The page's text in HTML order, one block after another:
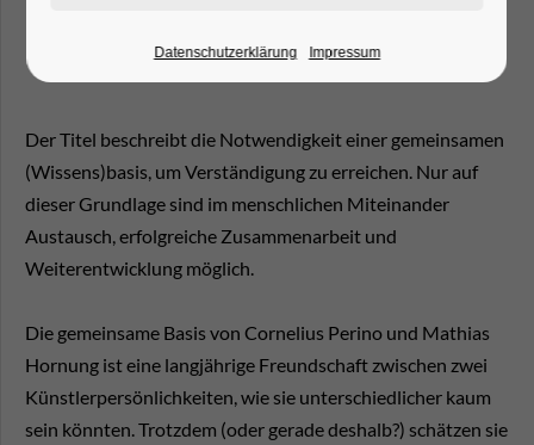
Der Titel beschreibt die Notwendigkeit einer gemeinsamen
(Wissens)basis, um Verständigung zu erreichen. Nur auf
dieser Grundlage sind im menschlichen Miteinander
Austausch, erfolgreiche Zusammenarbeit und
Weiterentwicklung möglich.
Die gemeinsame Basis von Cornelius Perino und Mathias
Hornung ist eine langjährige Freundschaft zwischen zwei
Künstlerpersönlichkeiten, wie sie unterschiedlicher kaum
sein könnten. Trotzdem (oder gerade deshalb?) schätzen sie
Datenschutzerklärung Impressum